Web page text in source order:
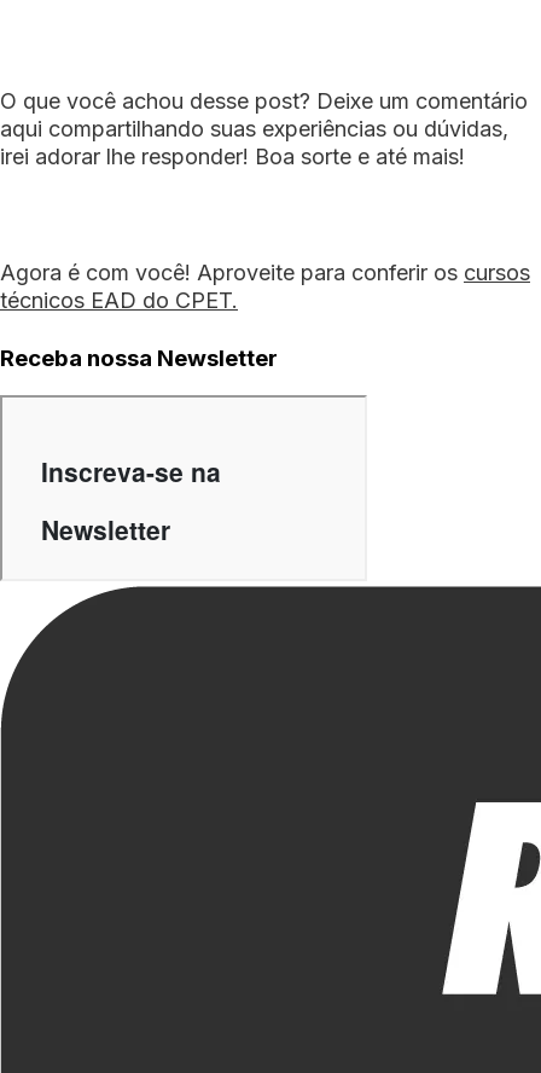
O que você achou desse post? Deixe um comentário
aqui compartilhando suas experiências ou dúvidas,
irei adorar lhe responder! Boa sorte e até mais!
Agora é com você! Aproveite para conferir os cursos
técnicos EAD do CPET.
Receba nossa Newsletter